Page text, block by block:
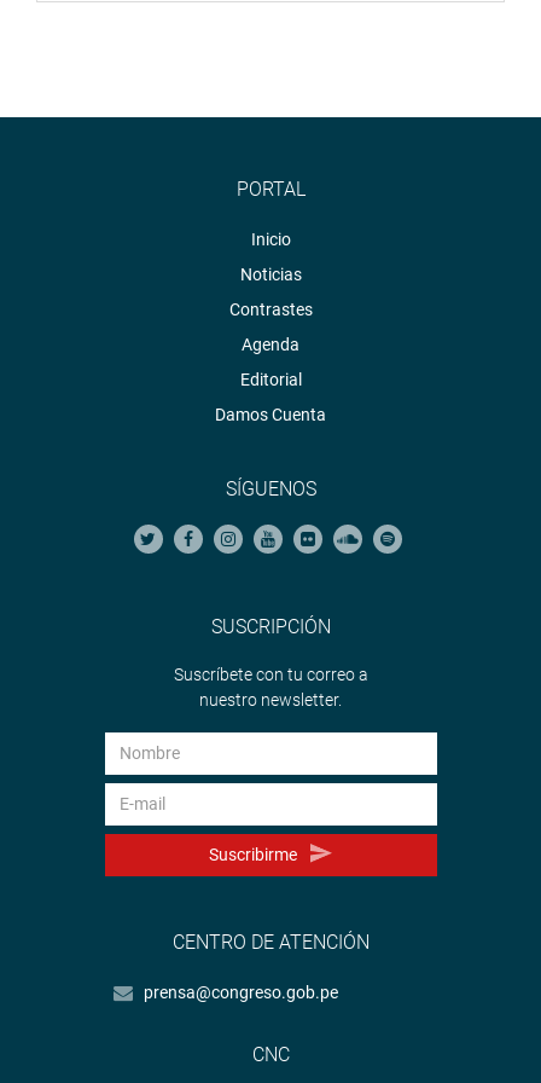
PORTAL
Inicio
Noticias
Contrastes
Agenda
Editorial
Damos Cuenta
SÍGUENOS
SUSCRIPCIÓN
Suscríbete con tu correo a
nuestro newsletter.
Suscribirme
CENTRO DE ATENCIÓN
prensa@congreso.gob.pe
CNC